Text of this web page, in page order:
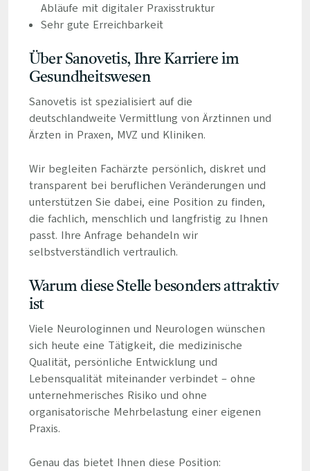
Abläufe mit digitaler Praxisstruktur
Sehr gute Erreichbarkeit
Über Sanovetis, Ihre Karriere im
Gesundheitswesen
Sanovetis ist spezialisiert auf die
deutschlandweite Vermittlung von Ärztinnen und
Ärzten in Praxen, MVZ und Kliniken.
Wir begleiten Fachärzte persönlich, diskret und
transparent bei beruflichen Veränderungen und
unterstützen Sie dabei, eine Position zu finden,
die fachlich, menschlich und langfristig zu Ihnen
passt. Ihre Anfrage behandeln wir
selbstverständlich vertraulich.
Warum diese Stelle besonders attraktiv
ist
Viele Neurologinnen und Neurologen wünschen
sich heute eine Tätigkeit, die medizinische
Qualität, persönliche Entwicklung und
Lebensqualität miteinander verbindet – ohne
unternehmerisches Risiko und ohne
organisatorische Mehrbelastung einer eigenen
Praxis.
Genau das bietet Ihnen diese Position: